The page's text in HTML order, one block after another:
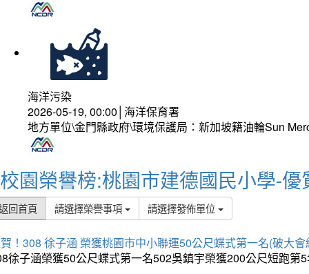
海洋污染
2026-05-19, 00:00│海洋保育署
地方單位\金門縣政府\環境保護局：新加坡籍油輪Sun
校園榮譽榜:桃園市建德國民小學-優
回首頁 請選擇榮譽事項 請選擇發佈單位
！308 徐子涵 榮獲桃園市中小聯運50公尺蝶式第一名(破大會
徐子涵榮獲50公尺蝶式第一名502吳鎮宇榮獲200公尺短跑